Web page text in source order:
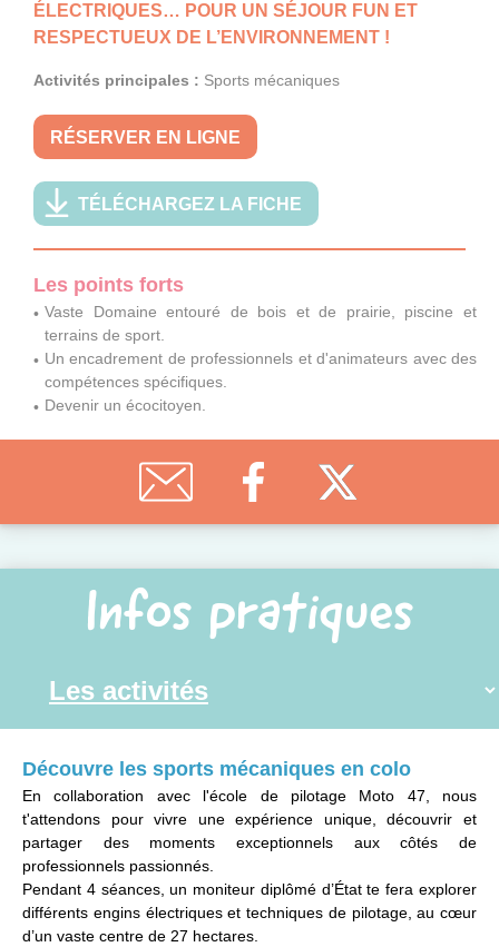
ÉLECTRIQUES… POUR UN SÉJOUR FUN ET
RESPECTUEUX DE L’ENVIRONNEMENT !
Activités principales : Sports mécaniques
RÉSERVER EN LIGNE
TÉLÉCHARGEZ LA FICHE
Les points forts
Vaste Domaine entouré de bois et de prairie, piscine et
terrains de sport.
Un encadrement de professionnels et d'animateurs avec des
compétences spécifiques.
Devenir un écocitoyen.
Infos pratiques
Découvre les sports mécaniques en colo
En collaboration avec l'école de pilotage Moto 47, nous
t'attendons pour vivre une expérience unique, découvrir et
partager des moments exceptionnels aux côtés de
professionnels passionnés.
Pendant 4 séances, un moniteur diplômé d’État te fera explorer
différents engins électriques et techniques de pilotage, au cœur
d’un vaste centre de 27 hectares.